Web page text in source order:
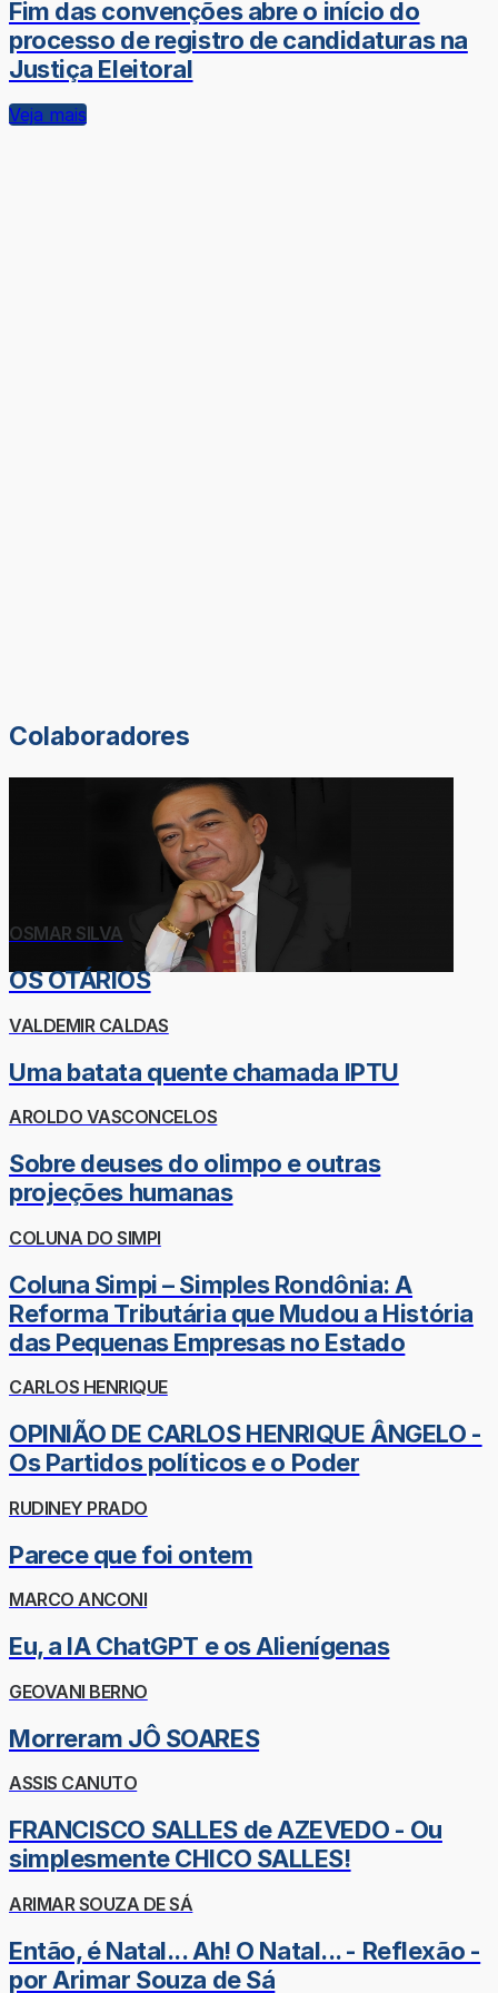
Fim das convenções abre o início do
processo de registro de candidaturas na
Justiça Eleitoral
Veja mais
Colaboradores
OSMAR SILVA
OS OTÁRIOS
VALDEMIR CALDAS
Uma batata quente chamada IPTU
AROLDO VASCONCELOS
Sobre deuses do olimpo e outras
projeções humanas
COLUNA DO SIMPI
Coluna Simpi – Simples Rondônia: A
Reforma Tributária que Mudou a História
das Pequenas Empresas no Estado
CARLOS HENRIQUE
OPINIÃO DE CARLOS HENRIQUE ÂNGELO -
Os Partidos políticos e o Poder
RUDINEY PRADO
Parece que foi ontem
MARCO ANCONI
Eu, a IA ChatGPT e os Alienígenas
GEOVANI BERNO
Morreram JÔ SOARES
ASSIS CANUTO
FRANCISCO SALLES de AZEVEDO - Ou
simplesmente CHICO SALLES!
ARIMAR SOUZA DE SÁ
Então, é Natal... Ah! O Natal... - Reflexão -
por Arimar Souza de Sá